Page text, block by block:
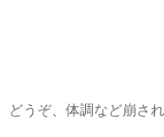
どうぞ、体調など崩さ